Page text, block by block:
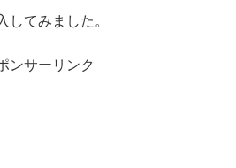
してみました。
ンサーリンク